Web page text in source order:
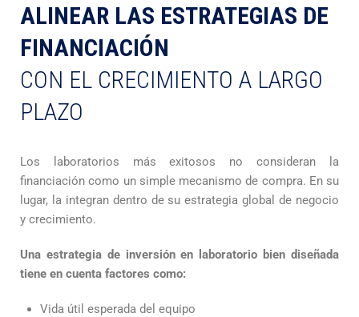
ALINEAR LAS ESTRATEGIAS DE
FINANCIACIÓN
CON EL CRECIMIENTO A LARGO
PLAZO
Los laboratorios más exitosos no consideran la
financiación como un simple mecanismo de compra. En su
lugar, la integran dentro de su estrategia global de negocio
y crecimiento.
Una estrategia de inversión en laboratorio bien diseñada
tiene en cuenta factores como:
Vida útil esperada del equipo